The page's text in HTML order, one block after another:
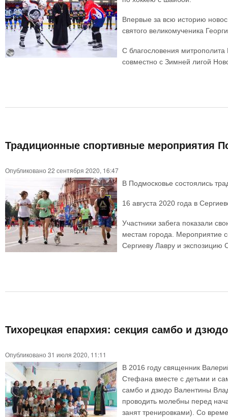
Впервые за всю историю
святого великомученика
С благословения
совместно с Зимней лигой
Традиционные спортивные мероприятия
Опубликовано 22 сентября 2020, 16:47
В Подмосковье состоялись
16 августа 2020 года в
Участники забега показали
местам города. Мероприятие
Сергиеву Лавру и экспозицию
Тихорецкая епархия: секция самбо и
Опубликовано 31 июля 2020, 11:11
В 2016 году священник
Стефана вместе с детьми и
самбо и дзюдо Валентины
проводить молебны перед
занят тренировками). Со